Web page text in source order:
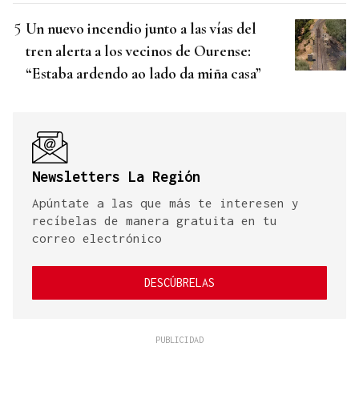
Un nuevo incendio junto a las vías del
tren alerta a los vecinos de Ourense:
“Estaba ardendo ao lado da miña casa”
Newsletters La Región
Apúntate a las que más te interesen y
recíbelas de manera gratuita en tu
correo electrónico
DESCÚBRELAS